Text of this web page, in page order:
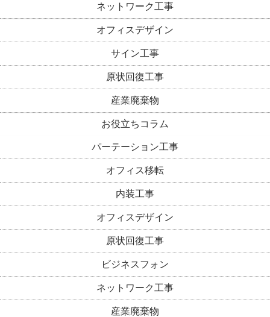
ネットワーク工事
オフィスデザイン
サイン工事
原状回復工事
産業廃棄物
お役立ちコラム
パーテーション工事
オフィス移転
内装工事
オフィスデザイン
原状回復工事
ビジネスフォン
ネットワーク工事
産業廃棄物